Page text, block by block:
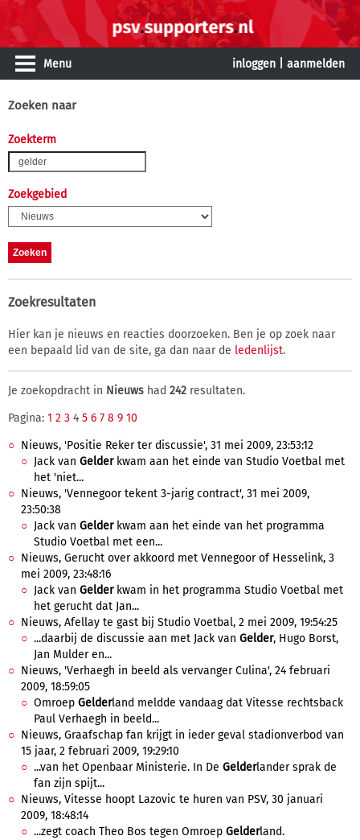
Menu inloggen aanmelden
Zoeken naar
Zoekterm
Zoekgebied
Zoekresultaten
Hier kan je nieuws en reacties doorzoeken. Ben je op zoek naar
een bepaald lid van de site, ga dan naar de ledenlijst.
Je zoekopdracht in Nieuws had 242 resultaten.
Pagina: 1 2 3 4 5 6 7 8 9 10
Nieuws, 'Positie Reker ter discussie', 31 mei 2009, 23:53:12
Jack van Gelderkwam aan het einde van Studio Voetbal met
het 'niet...
Nieuws, 'Vennegoor tekent 3-jarig contract', 31 mei 2009,
23:50:38
Jack van Gelderkwam aan het einde van het programma
Studio Voetbal met een...
Nieuws, Gerucht over akkoord met Vennegoor of Hesselink, 3
mei 2009, 23:48:16
Jack van Gelderkwam in het programma Studio Voetbal met
het gerucht dat Jan...
Nieuws, Afellay te gast bij Studio Voetbal, 2 mei 2009, 19:54:25
...daarbij de discussie aan met Jack van Gelder, Hugo Borst,
Jan Mulder en...
Nieuws, 'Verhaegh in beeld als vervanger Culina', 24 februari
2009, 18:59:05
Omroep Gelderland meldde vandaag dat Vitesse rechtsback
Paul Verhaegh in beeld...
Nieuws, Graafschap fan krijgt in ieder geval stadionverbod van
15 jaar, 2 februari 2009, 19:29:10
...van het Openbaar Ministerie. In De Gelderlander sprak de
fan zijn spijt...
Nieuws, Vitesse hoopt Lazovic te huren van PSV, 30 januari
2009, 18:48:14
...zegt coach Theo Bos tegen Omroep Gelderland.